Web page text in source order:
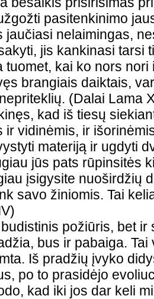
pasitenkinimo
jaučiasi nelaimingas,
jis kankinasi tarsi
tuomet, kai ko nors nori
brangiais daiktais,
(Dalai Lama
kad iš tiesų
ir vidinėmis, ir
materiją ir ugdyti
jūs pats rūpinsitės
įsigysite nuoširdžių
savo žiniomis. Tai
požiūris, bet
bus ir pabaiga.
Iš pradžių įvyko
po to prasidėjo
kad iki jos dar keli